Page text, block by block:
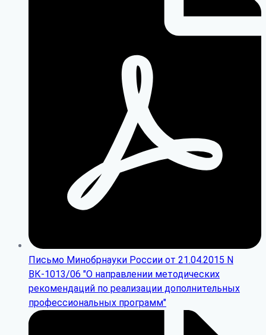
Письмо Минобрнауки России от 21.04.2015 N
ВК-1013/06 "О направлении методических
рекомендаций по реализации дополнительных
профессиональных программ"